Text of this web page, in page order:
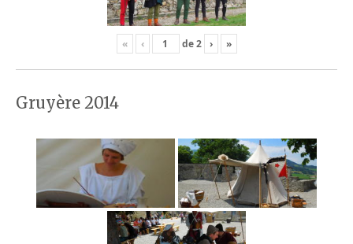
« ‹ de2 › »
Gruyère 2014